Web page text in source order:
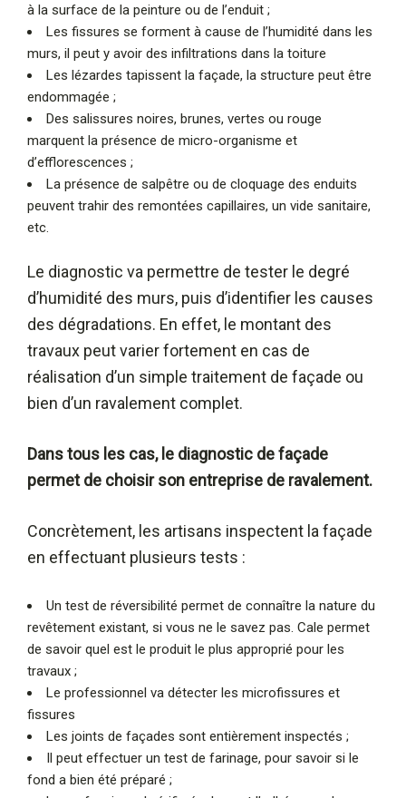
à la surface de la peinture ou de l’enduit ;
Les fissures se forment à cause de l’humidité dans les
murs, il peut y avoir des infiltrations dans la toiture
Les lézardes tapissent la façade, la structure peut être
endommagée ;
Des salissures noires, brunes, vertes ou rouge
marquent la présence de micro-organisme et
d’efflorescences ;
La présence de salpêtre ou de cloquage des enduits
peuvent trahir des remontées capillaires, un vide sanitaire,
etc.
Le diagnostic va permettre de tester le degré
d’humidité des murs, puis d’identifier les causes
des dégradations. En effet, le montant des
travaux peut varier fortement en cas de
réalisation d’un simple traitement de façade ou
bien d’un ravalement complet.
Dans tous les cas, le diagnostic de façade
permet de choisir son entreprise de ravalement.
Concrètement, les artisans inspectent la façade
en effectuant plusieurs tests :
Un test de réversibilité permet de connaître la nature du
revêtement existant, si vous ne le savez pas. Cale permet
de savoir quel est le produit le plus approprié pour les
travaux ;
Le professionnel va détecter les microfissures et
fissures
Les joints de façades sont entièrement inspectés ;
Il peut effectuer un test de farinage, pour savoir si le
fond a bien été préparé ;